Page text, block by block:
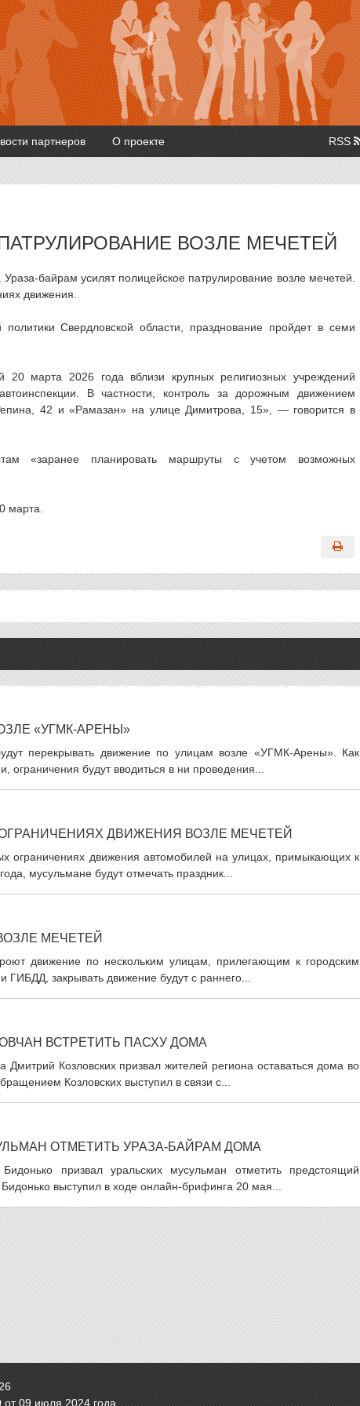
партнеров О проекте RSS
ВОЗЛЕ МЕЧЕТЕЙ
байрам усилят полицейское патрулирование возле мечетей.
движения.
Свердловской области, празднование пройдет в семи
марта 2026 года вблизи крупных религиозных учреждений
В частности, контроль за дорожным движением
42 и «Рамазан» на улице Димитрова, 15», — говорится в
«заранее планировать маршруты с учетом возможных
марта.
«УГМК-АРЕНЫ»
перекрывать движение по улицам возле «УГМК-Арены». Как
будут вводиться в ни проведения...
ДВИЖЕНИЯ ВОЗЛЕ МЕЧЕТЕЙ
ограничениях движения автомобилей на улицах, примыкающих к
мусульмане будут отмечать праздник...
МЕЧЕТЕЙ
движение по нескольким улицам, прилегающим к городским
закрывать движение будут с раннего...
ВСТРЕТИТЬ ПАСХУ ДОМА
Дмитрий Козловских призвал жителей региона оставаться дома во
Козловских выступил в связи с...
ОТМЕТИТЬ УРАЗА-БАЙРАМ ДОМА
призвал уральских мусульман отметить предстоящий
выступил в ходе онлайн-брифинга 20 мая...
09 июля 2024 года.